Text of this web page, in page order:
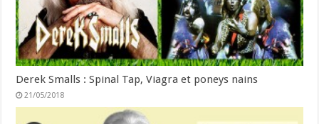
Derek Smalls : Spinal Tap, Viagra et poneys nains
21/05/2018